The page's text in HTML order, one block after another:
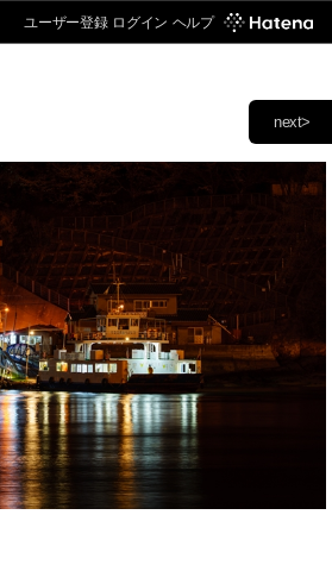
ユーザー登録 ログイン ヘルプ
next>